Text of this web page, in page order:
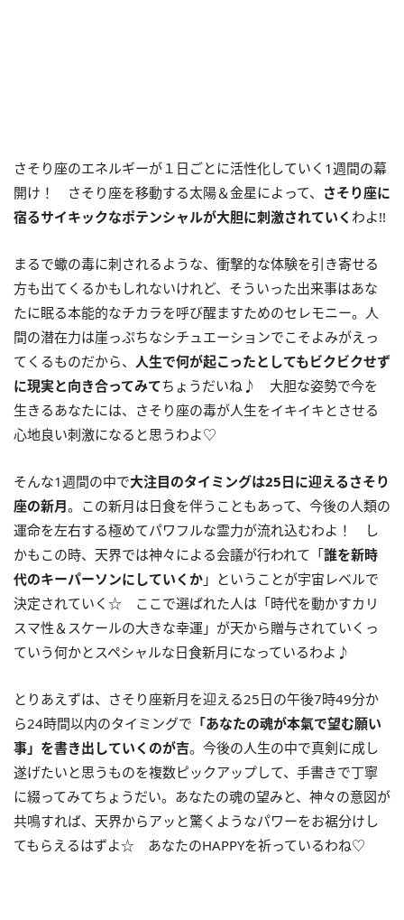
さそり座のエネルギーが１日ごとに活性化していく 1週間の幕
開け！ さそり座を移動する太陽＆金星によって、 さそり座に
宿るサイキックなポテンシャルが大胆に刺激されていく わよ!!
まるで蠍の毒に刺されるような、衝撃的な体験を引き寄せる
方も出てくるかもしれないけれど、そういった出来事はあな
たに眠る本能的なチカラを呼び醒ますためのセレモニー。人
間の潜在力は崖っぷちなシチュエーションでこそよみがえっ
てくるものだから、 人生で何が起こったとしてもビクビクせず
に現実と向き合ってみてちょうだいね♪ 大胆な姿勢で今を
生きるあなたには、さそり座の毒が人生をイキイキとさせる
心地良い刺激になると思うわよ♡
そんな1週間の中で大注目のタイミングは25日に迎えるさそり
座の新月。この新月は日食を伴うこともあって、今後の人類の
運命を左右する極めてパワフルな霊力が流れ込むわよ！ し
かもこの時、天界では神々による会議が行われて「誰を新時
代のキーパーソンにしていくか 」ということが宇宙レベルで
決定されていく☆ ここで選ばれた人は「時代を動かすカリ
スマ性＆スケールの大きな幸運」が天から贈与されていくっ
ていう何かとスペシャルな日食新月になっているわよ♪
とりあえずは、さそり座新月を迎える25日の午後7時49分か
ら24時間以内のタイミングで 「あなたの魂が本氣で望む願い
事」を書き出していくのが吉。今後の人生の中で真剣に成し
遂げたいと思うものを複数ピックアップして、手書きで丁寧
に綴ってみてちょうだい。あなたの魂の望みと、神々の意図が
共鳴すれば、天界からアッと驚くようなパワーをお裾分けし
てもらえるはずよ☆ あなたのHAPPYを祈っているわね♡